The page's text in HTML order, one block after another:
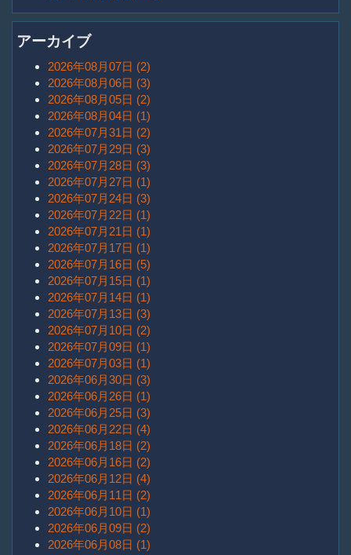
アーカイブ
2026年08月07日 (2)
2026年08月06日 (3)
2026年08月05日 (2)
2026年08月04日 (1)
2026年07月31日 (2)
2026年07月29日 (3)
2026年07月28日 (3)
2026年07月27日 (1)
2026年07月24日 (3)
2026年07月22日 (1)
2026年07月21日 (1)
2026年07月17日 (1)
2026年07月16日 (5)
2026年07月15日 (1)
2026年07月14日 (1)
2026年07月13日 (3)
2026年07月10日 (2)
2026年07月09日 (1)
2026年07月03日 (1)
2026年06月30日 (3)
2026年06月26日 (1)
2026年06月25日 (3)
2026年06月22日 (4)
2026年06月18日 (2)
2026年06月16日 (2)
2026年06月12日 (4)
2026年06月11日 (2)
2026年06月10日 (1)
2026年06月09日 (2)
2026年06月08日 (1)